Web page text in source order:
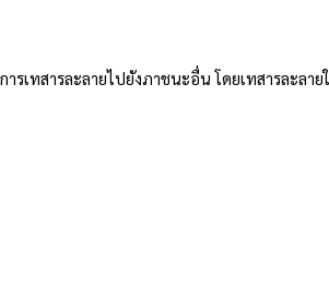
เทสารละลายไปยังภาชนะอื่น โดยเทสารละลาย